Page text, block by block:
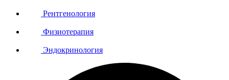
Рентгенология
Физиотерапия
Эндокринология